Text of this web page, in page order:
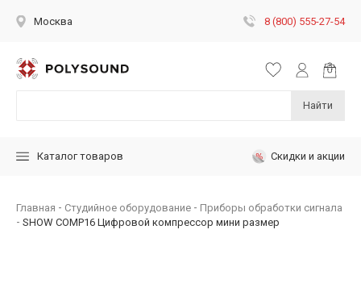
Москва 8 (800) 555-27-54
Найти
Каталог товаров Скидки и акции
Главная Студийное оборудование
Приборы обработки сигнала
SHOW COMP16 Цифровой компрессор мини размер